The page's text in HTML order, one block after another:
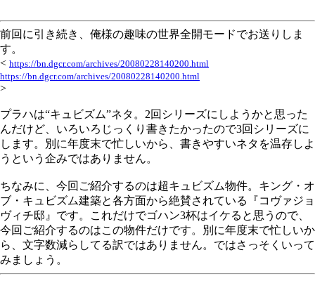
前回に引き続き、俺様の趣味の世界全開モードでお送りしま
す。
< https://bn.dgcr.com/archives/20080228140200.html
https://bn.dgcr.com/archives/20080228140200.html
>
プラハは“キュビズム”ネタ。2回シリーズにしようかと思った
んだけど、いろいろじっくり書きたかったので3回シリーズに
します。別に年度末で忙しいから、書きやすいネタを温存しよ
うという企みではありません。
ちなみに、今回ご紹介するのは超キュビズム物件。キング・オ
ブ・キュビズム建築と各方面から絶賛されている『コヴァジョ
ヴィチ邸』です。これだけでゴハン3杯はイケると思うので、
今回ご紹介するのはこの物件だけです。別に年度末で忙しいか
ら、文字数減らしてる訳ではありません。ではさっそくいって
みましょう。